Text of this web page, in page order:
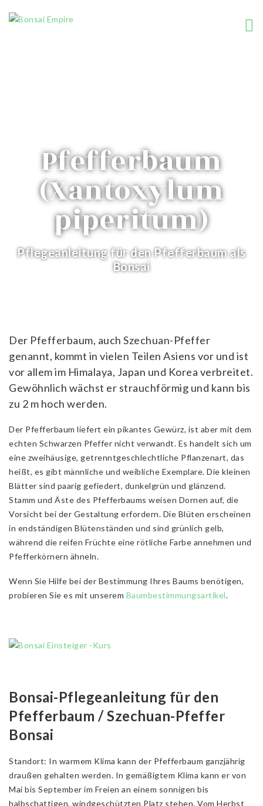
Pfefferbaum
(Xantoxylum
piperitum)
Pflegeanleitung für den Pfefferbaum als
Bonsai
Der Pfefferbaum, auch Szechuan-Pfeffer
genannt, kommt in vielen Teilen Asiens vor und ist
vor allem im Himalaya, Japan und Korea verbreitet.
Gewöhnlich wächst er strauchförmig und kann bis
zu 2 m hoch werden.
Der Pfefferbaum liefert ein pikantes Gewürz, ist aber mit dem
echten Schwarzen Pfeffer nicht verwandt. Es handelt sich um
eine zweihäusige, getrenntgeschlechtliche Pflanzenart, das
heißt, es gibt männliche und weibliche Exemplare. Die kleinen
Blätter sind paarig gefiedert, dunkelgrün und glänzend.
Stamm und Äste des Pfefferbaums weisen Dornen auf, die
Vorsicht bei der Gestaltung erfordern. Die Blüten erscheinen
in endständigen Blütenständen und sind grünlich gelb,
während die reifen Früchte eine rötliche Farbe annehmen und
Pfefferkörnern ähneln.
Wenn Sie Hilfe bei der Bestimmung Ihres Baums benötigen,
probieren Sie es mit unserem Baumbestimmungsartikel.
Bonsai-Pflegeanleitung für den
Pfefferbaum / Szechuan-Pfeffer
Bonsai
Standort: In warmem Klima kann der Pfefferbaum ganzjährig
draußen gehalten werden. In gemäßigtem Klima kann er von
Mai bis September im Freien an einem sonnigen bis
halbschattigen, windgeschützten Platz stehen. Vom Herbst